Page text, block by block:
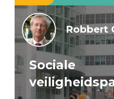
Robbert
Sociale